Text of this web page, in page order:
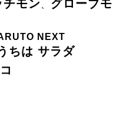
チモン
グローブモ
NEXT
ちは サラダ